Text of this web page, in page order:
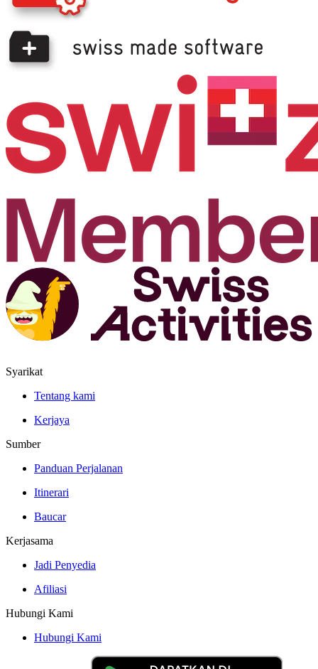
Syarikat
Tentang kami
Kerjaya
Sumber
Panduan Perjalanan
Itinerari
Baucar
Kerjasama
Jadi Penyedia
Afiliasi
Hubungi Kami
Hubungi Kami